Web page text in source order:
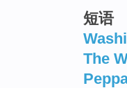
短语
The